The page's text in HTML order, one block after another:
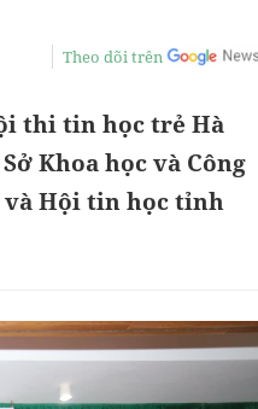
Theo dõi trên
thi tin học trẻ Hà
Khoa học và Công
và Hội tin học tỉnh